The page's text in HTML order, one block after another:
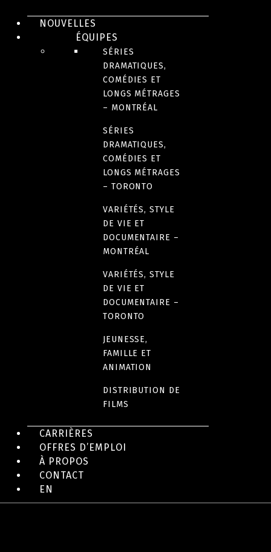
NOUVELLES
ÉQUIPES
SÉRIES
DRAMATIQUES,
COMÉDIES ET
LONGS MÉTRAGES
– MONTRÉAL
SÉRIES
DRAMATIQUES,
COMÉDIES ET
LONGS MÉTRAGES
– TORONTO
VARIÉTÉS, STYLE
DE VIE ET
DOCUMENTAIRE –
MONTRÉAL
VARIÉTÉS, STYLE
DE VIE ET
DOCUMENTAIRE –
TORONTO
JEUNESSE,
FAMILLE ET
ANIMATION
DISTRIBUTION DE
FILMS
CARRIÈRES
OFFRES D’EMPLOI
À PROPOS
CONTACT
EN
DEMANDE D'INFORMATION
LANGUE(S) ORIGINALE(S)
AUTRE(S) VERSION(S) DISPONIBLE(S)
Version originale avec sous-titres anglais
EN IMAGES